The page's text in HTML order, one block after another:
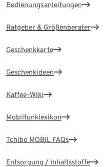
Bedienungsanleitungen
Ratgeber & Größenberater
Geschenkkarte
Geschenkideen
Kaffee-Wiki
Mobilfunklexikon
Tchibo MOBIL FAQs
Entsorgung / Inhaltsstoffe